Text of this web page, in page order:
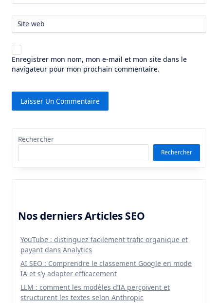
Site web
Enregistrer mon nom, mon e-mail et mon site dans le
navigateur pour mon prochain commentaire.
Rechercher
Rechercher
Nos derniers Articles SEO
YouTube : distinguez facilement trafic organique et
payant dans Analytics
AI SEO : Comprendre le classement Google en mode
IA et s’y adapter efficacement
LLM : comment les modèles d’IA perçoivent et
structurent les textes selon Anthropic